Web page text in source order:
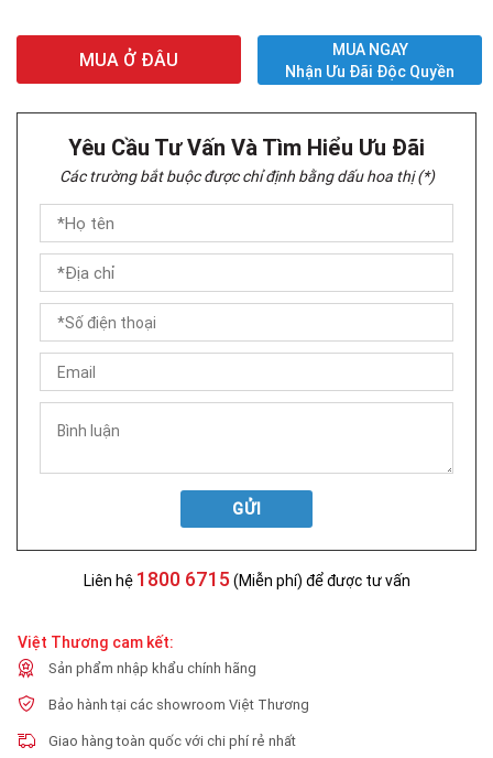
MUA Ở ĐÂU
MUA NGAY
Nhận Ưu Đãi Độc Quyền
Yêu Cầu Tư Vấn Và Tìm Hiểu Ưu Đãi
Các trường bắt buộc được chỉ định bằng dấu hoa thị (*)
GỬI
Liên hệ 1800 6715 (Miễn phí) để được tư vấn
Việt Thương cam kết:
Sản phẩm nhập khẩu chính hãng
Bảo hành tại các showroom Việt Thương
Giao hàng toàn quốc với chi phí rẻ nhất